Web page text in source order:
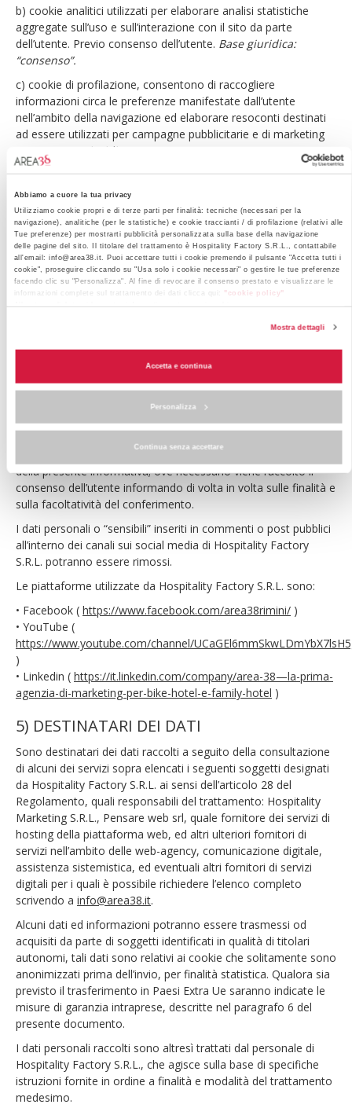
Abbiamo a cuore la tua privacy
Utilizziamo cookie propri e di terze parti per finalità: tecniche (necessari per la
navigazione), analitiche (per le statistiche) e cookie traccianti / di profilazione (relativi alle
Tue preferenze) per mostrarti pubblicità personalizzata sulla base della navigazione
delle pagine del sito. Il titolare del trattamento è Hospitality Factory S.R.L., contattabile
all'email: info@area38.it. Puoi accettare tutti i cookie premendo il pulsante "Accetta tutti i
cookie", proseguire cliccando su "Usa solo i cookie necessari" o gestire le tue preferenze
facendo clic su "Personalizza". Al fine di revocare il consenso prestato e visualizzare le
informazioni complete sul trattamento dei dati clicca qui:
"cookie policy"
Mostra dettagli
Accetta e continua
Personalizza
Continua senza accettare
b) cookie analitici utilizzati per elaborare analisi statistiche
aggregate sull’uso e sull’interazione con il sito da parte
dell’utente. Previo consenso dell’utente. Base giuridica:
“consenso”.
c) cookie di profilazione, consentono di raccogliere
informazioni circa le preferenze manifestate dall’utente
nell’ambito della navigazione ed elaborare resoconti destinati
ad essere utilizzati per campagne pubblicitarie e di marketing
Base giuridica: “consenso”.
Le informazioni sul trattamento dei dati, la finalità, la durata e
la gestione completa dei cookie, compreso il loro consenso e
la revoca, sono disponibili nel documento“Gestione cookie
presente anche nel piè di pagina.
4) Social Media Policy: Informazioni circa il trattamento dei
dati personali effettuati attraverso lepiattaforme di Social
Media utilizzate da Hospitality Factory S.R.L.
Per le informazioni sui trattamenti di dati personali effettuati
dai gestori delle piattaforme di Social Media utilizzate da
S.R.L. tratta i dati personali conferiti dagli utenti attraverso le
pagine delle piattaforme di Social Media dedicate, nell’ambito
delle sue finalità di promozione e pubblicizzazione aziendale,
per gestire le interazioni con gli utenti stessi (commenti, post
normativa vigente in materia di protezione dei dati personali e
della presente informativa; ove necessario viene raccolto il
consenso dell’utente informando di volta in volta sulle finalità e
sulla facoltatività del conferimento.
I dati personali o “sensibili” inseriti in commenti o post pubblici
all’interno dei canali sui social media di Hospitality Factory
S.R.L. potranno essere rimossi.
Le piattaforme utilizzate da Hospitality Factory S.R.L. sono:
• Facebook ( https://www.facebook.com/area38rimini/ )
• YouTube (
https://www.youtube.com/channel/
)
• Linkedin ( https://it.linkedin.com/company/area-38—la-prima-
agenzia-di-marketing-per-bike-hotel-e-family-hotel )
5) DESTINATARI DEI DATI
Sono destinatari dei dati raccolti a seguito della consultazione
di alcuni dei servizi sopra elencati i seguenti soggetti designati
da Hospitality Factory S.R.L. ai sensi dell’articolo 28 del
Regolamento, quali responsabili del trattamento: Hospitality
Marketing S.R.L., Pensare web srl, quale fornitore dei servizi di
hosting della piattaforma web, ed altri ulteriori fornitori di
servizi nell’ambito delle web-agency, comunicazione digitale,
assistenza sistemistica, ed eventuali altri fornitori di servizi
digitali per i quali è possibile richiedere l’elenco completo
scrivendo a info@area38.it.
Alcuni dati ed informazioni potranno essere trasmessi od
acquisiti da parte di soggetti identificati in qualità di titolari
autonomi, tali dati sono relativi ai cookie che solitamente sono
anonimizzati prima dell’invio, per finalità statistica. Qualora sia
previsto il trasferimento in Paesi Extra Ue saranno indicate le
misure di garanzia intraprese, descritte nel paragrafo 6 del
presente documento.
I dati personali raccolti sono altresì trattati dal personale di
Hospitality Factory S.R.L., che agisce sulla base di specifiche
istruzioni fornite in ordine a finalità e modalità del trattamento
medesimo.